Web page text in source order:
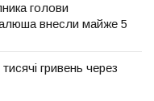
голови
внесли майже 5
гривень через